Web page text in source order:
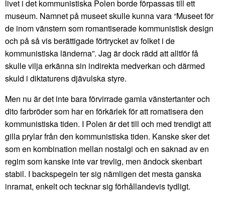
livet i det kommunistiska Polen borde förpassas till ett
museum. Namnet på museet skulle kunna vara “Museet för
de inom vänstern som romantiserade kommunistisk design
och på så vis berättigade förtrycket av folket i de
kommunistiska länderna”. Jag är dock rädd att alltför få
skulle vilja erkänna sin indirekta medverkan och därmed
skuld i diktaturens djävulska styre.
Men nu är det inte bara förvirrade gamla vänstertanter och
dito farbröder som har en förkärlek för att romatisera den
kommunistiska tiden. I Polen är det till och med trendigt att
gilla prylar från den kommunistiska tiden. Kanske sker det
som en kombination mellan nostalgi och en saknad av en
regim som kanske inte var trevlig, men ändock skenbart
stabil. I backspegeln ter sig nämligen det mesta ganska
inramat, enkelt och tecknar sig förhållandevis tydligt.